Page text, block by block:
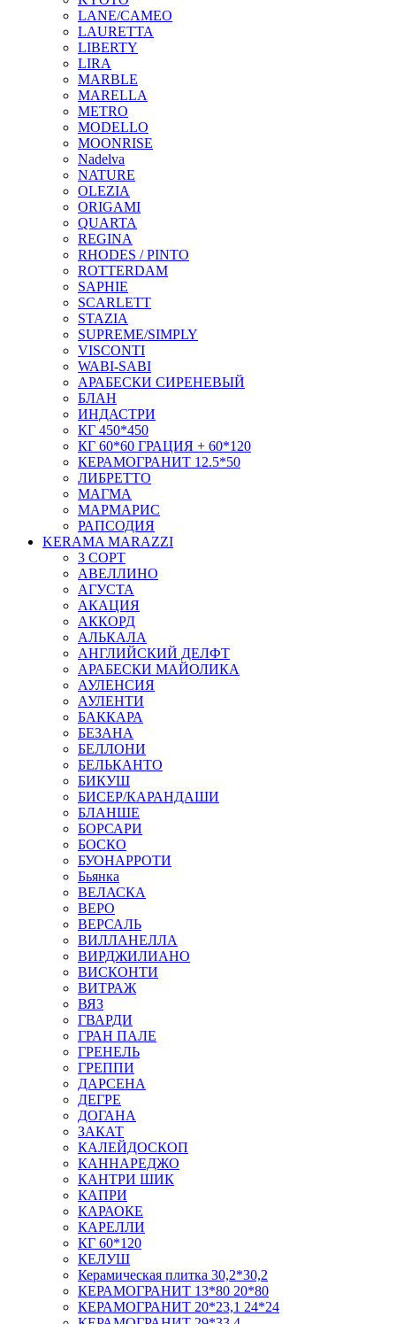
LANE/CAMEO
LAURETTA
LIBERTY
LIRA
MARBLE
MARELLA
METRO
MODELLO
MOONRISE
Nadelva
NATURE
OLEZIA
ORIGAMI
QUARTA
REGINA
RHODES / PINTO
ROTTERDAM
SAPHIE
SCARLETT
STAZIA
SUPREME/SIMPLY
VISCONTI
WABI-SABI
АРАБЕСКИ СИРЕНЕВЫЙ
БЛАН
ИНДАСТРИ
КГ 450*450
КГ 60*60 ГРАЦИЯ + 60*120
КЕРАМОГРАНИТ 12.5*50
ЛИБРЕТТО
МАГМА
МАРМАРИС
РАПСОДИЯ
KERAMA MARAZZI
3 СОРТ
АВЕЛЛИНО
АГУСТА
АКАЦИЯ
АККОРД
АЛЬКАЛА
АНГЛИЙСКИЙ ДЕЛФТ
АРАБЕСКИ МАЙОЛИКА
АУЛЕНСИЯ
АУЛЕНТИ
БАККАРА
БЕЗАНА
БЕЛЛОНИ
БЕЛЬКАНТО
БИКУШ
БИСЕР/КАРАНДАШИ
БЛАНШЕ
БОРСАРИ
БОСКО
БУОНАРРОТИ
Бьянка
ВЕЛАСКА
ВЕРО
ВЕРСАЛЬ
ВИЛЛАНЕЛЛА
ВИРДЖИЛИАНО
ВИСКОНТИ
ВИТРАЖ
ВЯЗ
ГВАРДИ
ГРАН ПАЛЕ
ГРЕНЕЛЬ
ГРЕППИ
ДАРСЕНА
ДЕГРЕ
ДОГАНА
ЗАКАТ
КАЛЕЙДОСКОП
КАННАРЕДЖО
КАНТРИ ШИК
КАПРИ
КАРАОКЕ
КАРЕЛЛИ
КГ 60*120
КЕЛУШ
Керамическая плитка 30,2*30,2
КЕРАМОГРАНИТ 13*80 20*80
КЕРАМОГРАНИТ 20*23,1 24*24